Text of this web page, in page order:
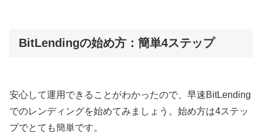
BitLendingの始め方：簡単4ステップ
安心して運用できることがわかったので、早速BitLending
でのレンディングを始めてみましょう。始め方は4ステッ
プでとても簡単です。